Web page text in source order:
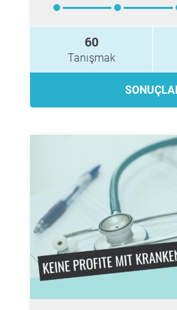
60
Tanışmak